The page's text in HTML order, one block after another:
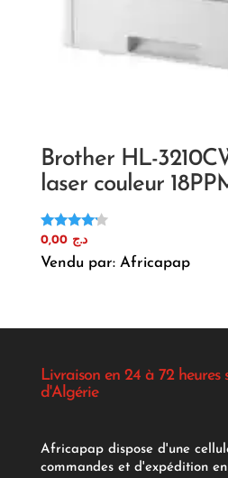
Brother HL-
laser couleur
Note
sur 5
د.ج 0,00
Vendu par: Africapap
Livraison en 24 à 72 heures
d'Algérie
Africapap dispose d'une
commandes et d'expédition